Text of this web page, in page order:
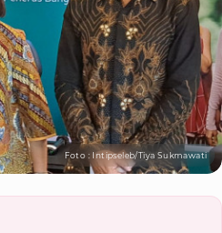
Foto : Intipseleb/Tiya Sukmawati